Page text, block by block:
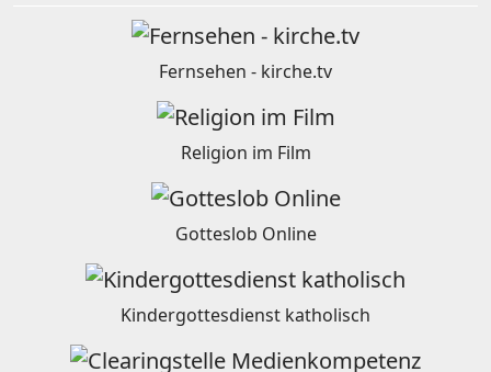
Fernsehen - kirche.tv
Religion im Film
Gotteslob Online
Kindergottesdienst katholisch